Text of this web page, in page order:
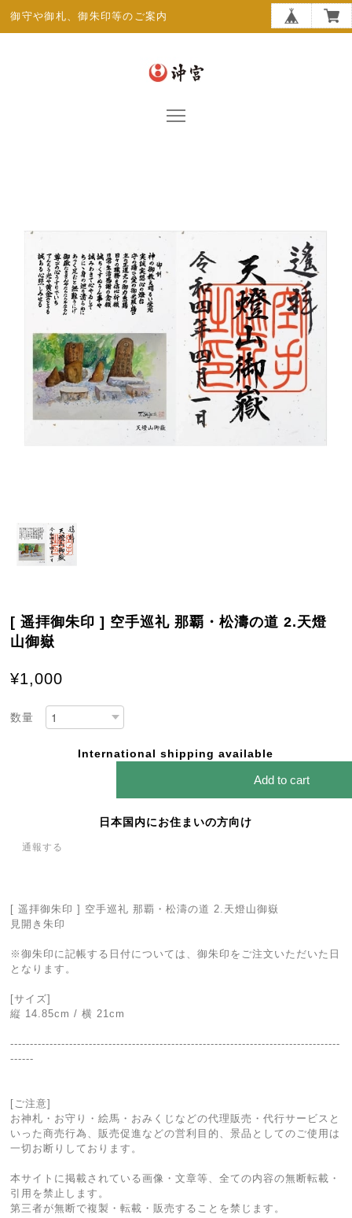
御守や御札、御朱印等のご案内
[ 遥拝御朱印 ] 空手巡礼 那覇・松濤の道 2.天燈
山御嶽
¥1,000
数量
International shipping available
Add to cart
日本国内にお住まいの方向け
通報する
[ 遥拝御朱印 ] 空手巡礼 那覇・松濤の道 2.天燈山御嶽
見開き朱印
※御朱印に記帳する日付については、御朱印をご注文いただいた日
となります。
[サイズ]
縦 14.85cm / 横 21cm
------------------------------------------------------------------------------------
------
[ご注意]
お神札・お守り・絵馬・おみくじなどの代理販売・代行サービスと
いった商売行為、販売促進などの営利目的、景品としてのご使用は
一切お断りしております。
本サイトに掲載されている画像・文章等、全ての内容の無断転載・
引用を禁止します。
第三者が無断で複製・転載・販売することを禁じます。